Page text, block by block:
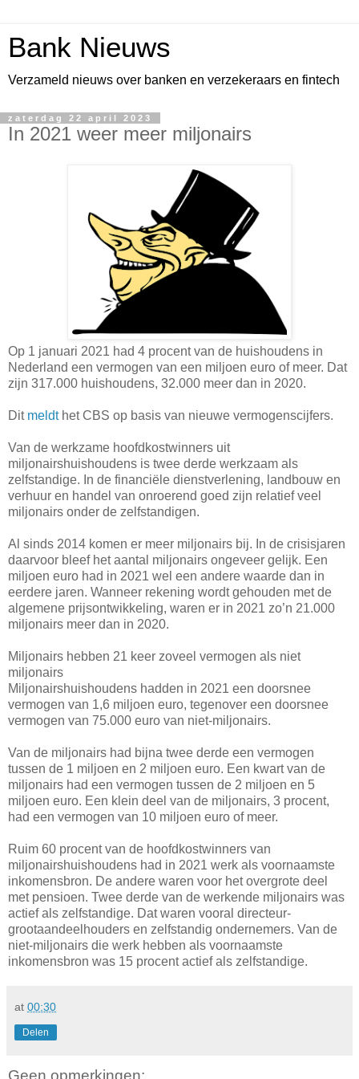
Bank Nieuws
Verzameld nieuws over banken en verzekeraars en fintech
zaterdag 22 april 2023
In 2021 weer meer miljonairs
Op 1 januari 2021 had 4 procent van de huishoudens in
Nederland een vermogen van een miljoen euro of meer. Dat
zijn 317.000 huishoudens, 32.000 meer dan in 2020.
Dit meldthet CBS op basis van nieuwe vermogenscijfers.
Van de werkzame hoofdkostwinners uit
miljonairshuishoudens is twee derde werkzaam als
zelfstandige. In de financiële dienstverlening, landbouw en
verhuur en handel van onroerend goed zijn relatief veel
miljonairs onder de zelfstandigen.
Al sinds 2014 komen er meer miljonairs bij. In de crisisjaren
daarvoor bleef het aantal miljonairs ongeveer gelijk. Een
miljoen euro had in 2021 wel een andere waarde dan in
eerdere jaren. Wanneer rekening wordt gehouden met de
algemene prijsontwikkeling, waren er in 2021 zo’n 21.000
miljonairs meer dan in 2020.
Miljonairs hebben 21 keer zoveel vermogen als niet
miljonairs
Miljonairshuishoudens hadden in 2021 een doorsnee
vermogen van 1,6 miljoen euro, tegenover een doorsnee
vermogen van 75.000 euro van niet-miljonairs.
Van de miljonairs had bijna twee derde een vermogen
tussen de 1 miljoen en 2 miljoen euro. Een kwart van de
miljonairs had een vermogen tussen de 2 miljoen en 5
miljoen euro. Een klein deel van de miljonairs, 3 procent,
had een vermogen van 10 miljoen euro of meer.
Ruim 60 procent van de hoofdkostwinners van
miljonairshuishoudens had in 2021 werk als voornaamste
inkomensbron. De andere waren voor het overgrote deel
met pensioen. Twee derde van de werkende miljonairs was
actief als zelfstandige. Dat waren vooral directeur-
grootaandeelhouders en zelfstandig ondernemers. Van de
niet-miljonairs die werk hebben als voornaamste
inkomensbron was 15 procent actief als zelfstandige.
at 00:30
Delen
Geen opmerkingen: